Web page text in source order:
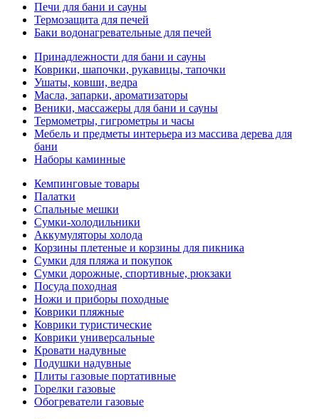
Печи для бани и сауны
Термозащита для печей
Баки водонагревательные для печей
Принадлежности для бани и сауны
Коврики, шапочки, рукавицы, тапочки
Ушаты, ковши, ведра
Масла, запарки, ароматизаторы
Веники, массажеры для бани и сауны
Термометры, гигрометры и часы
Мебель и предметы интерьера из массива дерева для
бани
Наборы каминные
Кемпинговые товары
Палатки
Спальные мешки
Сумки-холодильники
Аккумуляторы холода
Корзины плетеные и корзины для пикника
Сумки для пляжа и покупок
Сумки дорожные, спортивные, рюкзаки
Посуда походная
Ножи и приборы походные
Коврики пляжные
Коврики туристические
Коврики универсальные
Кровати надувные
Подушки надувные
Плиты газовые портативные
Горелки газовые
Обогреватели газовые